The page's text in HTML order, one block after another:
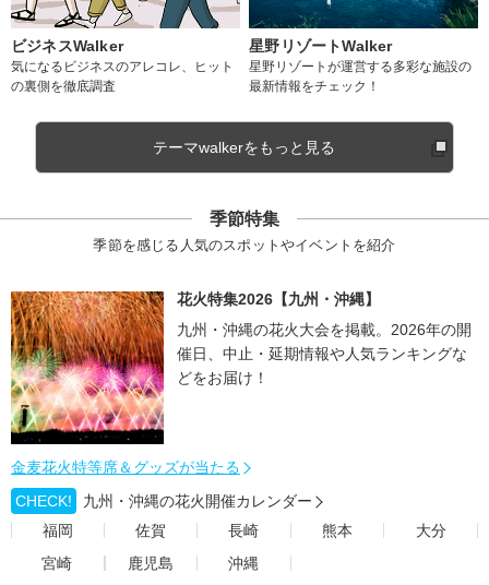
ビジネスWalker
気になるビジネスのアレコレ、ヒット
の裏側を徹底調査
星野リゾートWalker
星野リゾートが運営する多彩な施設の
最新情報をチェック！
テーマwalkerをもっと見る
季節特集
季節を感じる人気のスポットやイベントを紹介
花火特集2026【九州・沖縄】
九州・沖縄の花火大会を掲載。2026年の開
催日、中止・延期情報や人気ランキングな
どをお届け！
金麦花火特等席＆グッズが当たる
CHECK!
九州・沖縄の花火開催カレンダー
福岡
佐賀 長崎 熊本
大分
宮崎
鹿児島 沖縄